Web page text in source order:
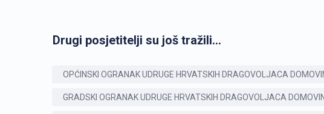
Drugi posjetitelji su još tražili...
OPĆINSKI OGRANAK UDRUGE HRVATSKIH DRAGOVOLJACA
GRADSKI OGRANAK UDRUGE HRVATSKIH DRAGOVOLJACA